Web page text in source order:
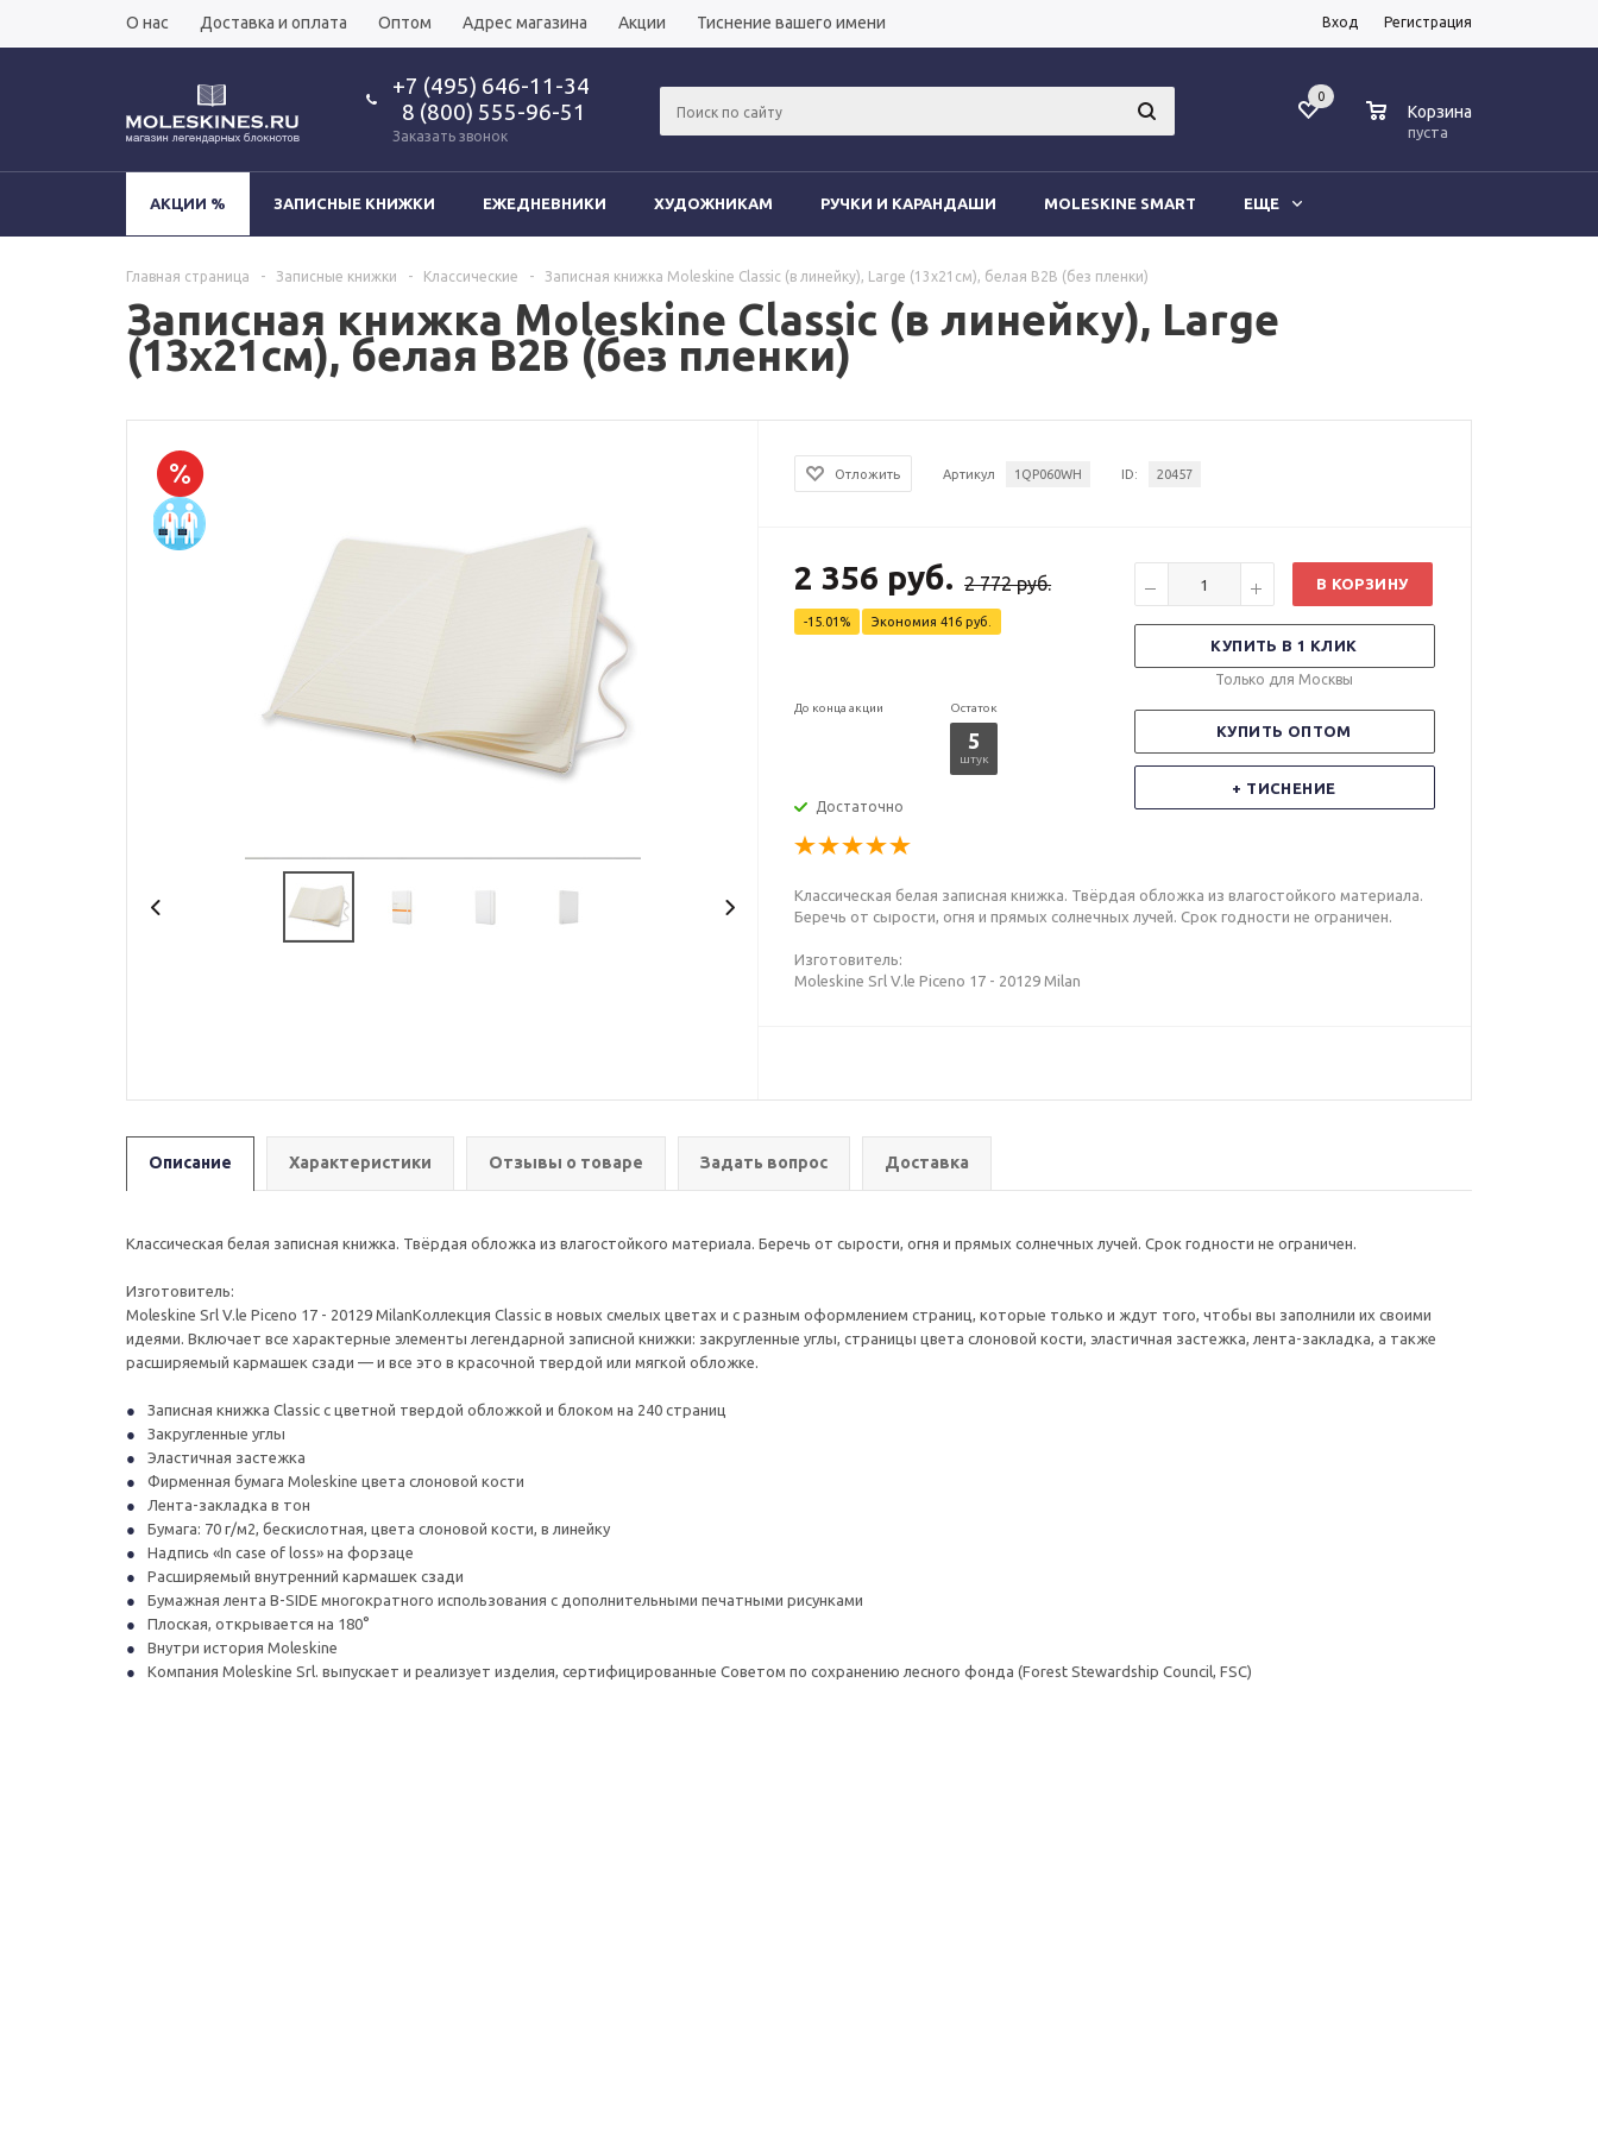
О нас Доставка и оплата Оптом Адрес магазина Акции Тиснение вашего имени Вход Регистрация
+7 (495) 646-11-34
8 (800) 555-96-51
Заказать звонок
0
Корзина
пуста
АКЦИИ % ЗАПИСНЫЕ КНИЖКИ ЕЖЕДНЕВНИКИ ХУДОЖНИКАМ РУЧКИ И КАРАНДАШИ MOLESKINE SMART ЕЩЕ
Главная страница - Записные книжки - Классические - Записная книжка Moleskine Classic (в линейку), Large (13х21см), белая B2B (без пленки)
Записная книжка Moleskine Classic (в линейку), Large
(13х21см), белая B2B (без пленки)
Отложить Артикул 1QP060WH ID: 20457
2 356 руб. 2 772 руб.
-15.01% Экономия416 руб.
До конца акции Остаток
5
штук
Достаточно
В КОРЗИНУ
КУПИТЬ В 1 КЛИК
Только для Москвы
КУПИТЬ ОПТОМ
+ ТИСНЕНИЕ
Классическая белая записная книжка. Твёрдая обложка из влагостойкого материала.
Беречь от сырости, огня и прямых солнечных лучей. Срок годности не ограничен.
Изготовитель:
Moleskine Srl V.le Piceno 17 - 20129 Milan
Описание Характеристики Отзывы о товаре Задать вопрос Доставка
Классическая белая записная книжка. Твёрдая обложка из влагостойкого материала. Беречь от сырости, огня и прямых солнечных лучей. Срок годности не ограничен.
Изготовитель:
Moleskine Srl V.le Piceno 17 - 20129 MilanКоллекция Classic в новых смелых цветах и с разным оформлением страниц, которые только и ждут того, чтобы вы заполнили их своими
идеями. Включает все характерные элементы легендарной записной книжки: закругленные углы, страницы цвета слоновой кости, эластичная застежка, лента-закладка, а также
расширяемый кармашек сзади — и все это в красочной твердой или мягкой обложке.
Записная книжка Classic с цветной твердой обложкой и блоком на 240 страниц
Закругленные углы
Эластичная застежка
Фирменная бумага Moleskine цвета слоновой кости
Лента-закладка в тон
Бумага: 70 г/м2, бескислотная, цвета слоновой кости, в линейку
Надпись «In case of loss» на форзаце
Расширяемый внутренний кармашек сзади
Бумажная лента B-SIDE многократного использования с дополнительными печатными рисунками
Плоская, открывается на 180°
Внутри история Moleskine
Компания Moleskine Srl. выпускает и реализует изделия, сертифицированные Советом по сохранению лесного фонда (Forest Stewardship Council, FSC)